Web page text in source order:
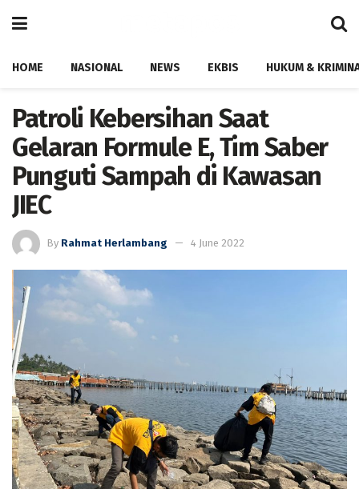
HOME NASIONAL NEWS EKBIS HUKUM &
Patroli Kebersihan Saat
Gelaran Formule E, Tim Saber
Punguti Sampah di Kawasan
JIEC
By Rahmat Herlambang 4 June 2022